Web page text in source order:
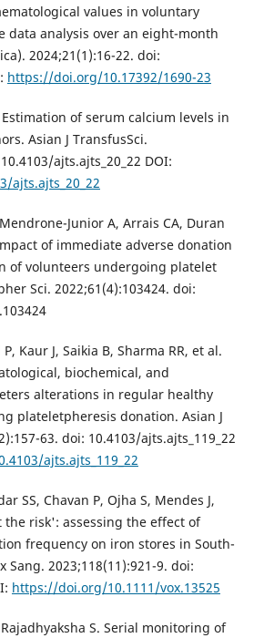
values in voluntary
data analysis over an eight-month
2024;21(1):16-22. doi:
https://doi.org/10.17392/1690-23
Estimation of serum calcium levels in
Asian J TransfusSci.
ajts.ajts_20_22 DOI:
ajts.ajts_20_22
Junior A, Arrais CA, Duran
of immediate adverse donation
of volunteers undergoing platelet
Sci. 2022;61(4):103424. doi:
Kaur J, Saikia B, Sharma RR, et al.
biochemical, and
alterations in regular healthy
plateletpheresis donation. Asian J
63. doi: 10.4103/ajts.ajts_119_22
ajts.ajts_119_22
SS, Chavan P, Ojha S, Mendes J,
risk': assessing the effect of
frequency on iron stores in South-
Sang. 2023;118(11):921-9. doi:
https://doi.org/10.1111/vox.13525
S. Serial monitoring of